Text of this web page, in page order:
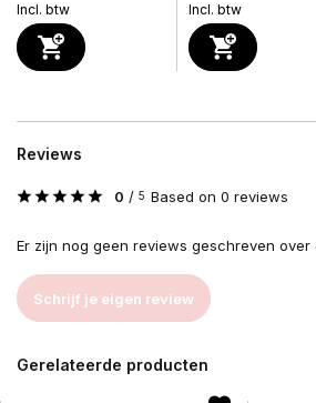
Incl. btw Incl. btw
Reviews
0 / 5 Based on 0 reviews
Er zijn nog geen reviews geschreven over
Schrijf je eigen review
Gerelateerde producten